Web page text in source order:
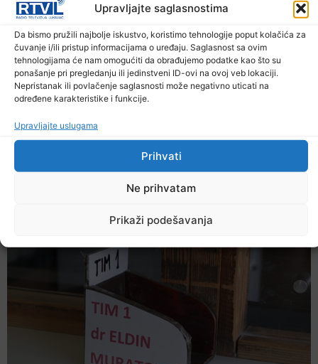
Upravljajte saglasnostima
Da bismo pružili najbolje iskustvo, koristimo tehnologije poput kolačića za
čuvanje i/ili pristup informacijama o uređaju. Saglasnost sa ovim
tehnologijama će nam omogućiti da obrađujemo podatke kao što su
ponašanje pri pregledanju ili jedinstveni ID-ovi na ovoj veb lokaciji.
Nepristanak ili povlačenje saglasnosti može negativno uticati na
određene karakteristike i funkcije.
Upravljajte uslugama
Prihvati
Ne prihvatam
Prikaži podešavanja
Večer jazza drugačijeg zvuka